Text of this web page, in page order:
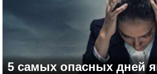
5 самых опасных дней